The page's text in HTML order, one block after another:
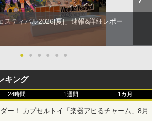
スティバル2026[夏]」速報&詳細レポー
● ● ● ● ● ●
キング
24時間 1週間 1カ月
ー！ カプセルトイ「楽器アピるチャーム」8月